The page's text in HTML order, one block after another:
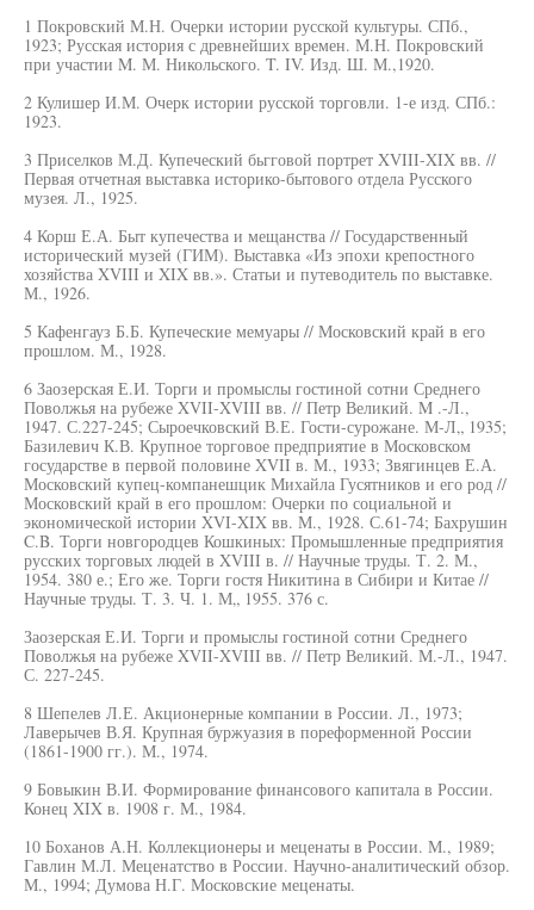
1 Покровский М.Н. Очерки истории русской культуры. СПб.,
1923; Русская история с древнейших времен. М.Н. Покровский
при участии M. М. Никольского. T. IV. Изд. Ш. М.,1920.
2 Кулишер И.М. Очерк истории русской торговли. 1-е изд. СПб.:
1923.
3 Приселков М.Д. Купеческий бьгговой портрет XVIII-XIX вв. //
Первая отчетная выставка историко-бытового отдела Русского
музея. Л., 1925.
4 Корш Е.А. Быт купечества и мещанства // Государственный
исторический музей (ГИМ). Выставка «Из эпохи крепостного
хозяйства XVIII и XIX вв.». Статьи и путеводитель по выставке.
М., 1926.
5 Кафенгауз Б.Б. Купеческие мемуары // Московский край в его
прошлом. М., 1928.
6 Заозерская Е.И. Торги и промыслы гостиной сотни Среднего
Поволжья на рубеже XVII-XVIII вв. // Петр Великий. M .-Л.,
1947. С.227-245; Сыроечковский В.Е. Гости-сурожане. М-Л„ 1935;
Базилевич К.В. Крупное торговое предприятие в Московском
государстве в первой половине XVII в. М., 1933; Звягинцев Е.А.
Московский купец-компанешцик Михайла Гусятников и его род //
Московский край в его прошлом: Очерки по социальной и
экономической истории XVI-XIX вв. М., 1928. С.61-74; Бахрушин
C.B. Торги новгородцев Кошкиных: Промышленные предприятия
русских торговых людей в XVIII в. // Научные труды. Т. 2. М.,
1954. 380 е.; Его же. Торги гостя Никитина в Сибири и Китае //
Научные труды. Т. 3. Ч. 1. М„ 1955. 376 с.
Заозерская Е.И. Торги и промыслы гостиной сотни Среднего
Поволжья на рубеже XVII-XVIII вв. // Петр Великий. М.-Л., 1947.
С. 227-245.
8 Шепелев Л.Е. Акционерные компании в России. Л., 1973;
Лаверычев В.Я. Крупная буржуазия в пореформенной России
(1861-1900 гг.). М., 1974.
9 Бовыкин В.И. Формирование финансового капитала в России.
Конец XIX в. 1908 г. М., 1984.
10 Боханов А.Н. Коллекционеры и меценаты в России. М., 1989;
Гавлин М.Л. Меценатство в России. Научно-аналитический обзор.
М., 1994; Думова Н.Г. Московские меценаты.